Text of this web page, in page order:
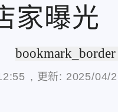
曝光
bookmark_border
, 更新: 2025/04/